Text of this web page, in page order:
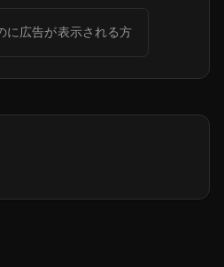
に広告が表示される方